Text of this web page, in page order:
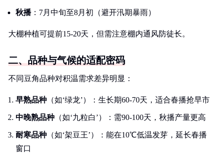
秋播：7月中旬至8月初（避开汛期暴雨）
大棚种植可提前15-20天，但需注意棚内通风防徒长。
二、品种与气候的适配密码
不同豆角品种对积温需求差异明显：
早熟品种 （如‘绿龙’）：生长期60-70天，适合春播抢早市
中晚熟品种 （如‘九粒白’）：需90-100天，秋播产量更高
耐寒品种 （如‘架豆王’）：能在10℃低温发芽，延长春播
窗口